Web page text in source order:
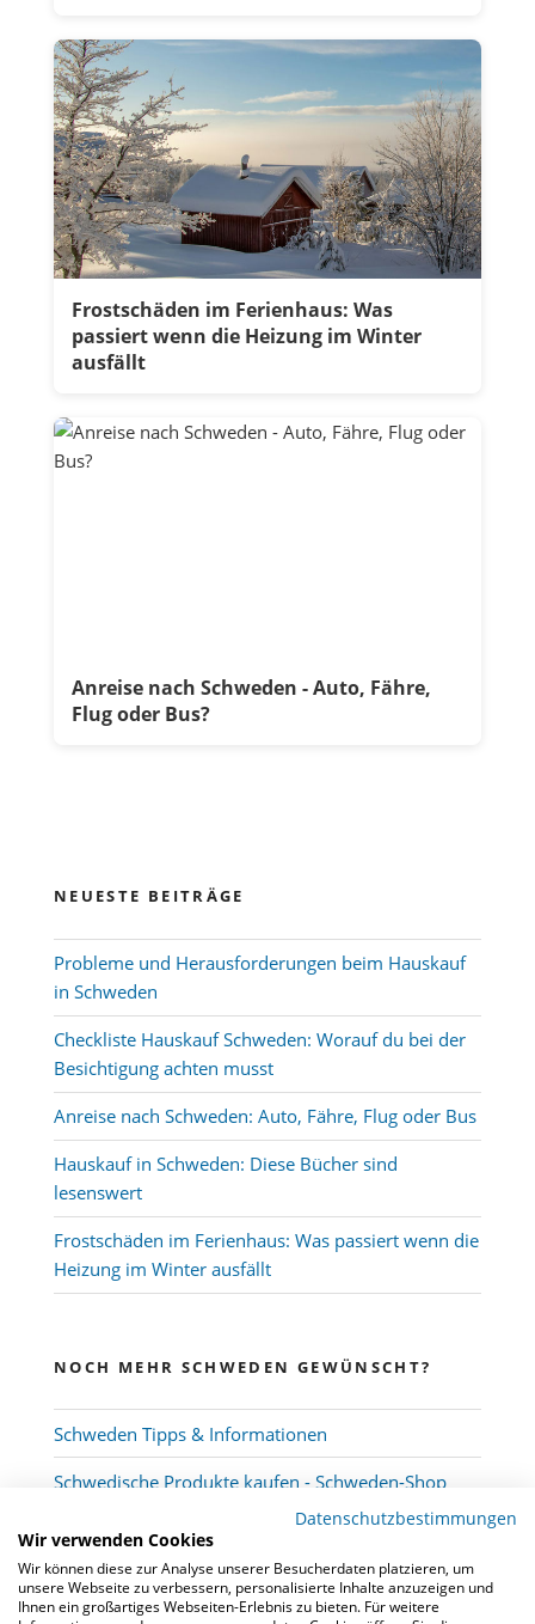
Frostschäden im Ferienhaus: Was
passiert wenn die Heizung im Winter
ausfällt
Anreise nach Schweden - Auto, Fähre,
Flug oder Bus?
NEUESTE BEITRÄGE
Probleme und Herausforderungen beim Hauskauf
in Schweden
Checkliste Hauskauf Schweden: Worauf du bei der
Besichtigung achten musst
Anreise nach Schweden: Auto, Fähre, Flug oder Bus
Hauskauf in Schweden: Diese Bücher sind
lesenswert
Frostschäden im Ferienhaus: Was passiert wenn die
Heizung im Winter ausfällt
NOCH MEHR SCHWEDEN GEWÜNSCHT?
Schweden Tipps & Informationen
Schwedische Produkte kaufen - Schweden-Shop
Datenschutzbestimmungen
Wir verwenden Cookies
Wir können diese zur Analyse unserer Besucherdaten platzieren, um
unsere Webseite zu verbessern, personalisierte Inhalte anzuzeigen und
Ihnen ein großartiges Webseiten-Erlebnis zu bieten. Für weitere